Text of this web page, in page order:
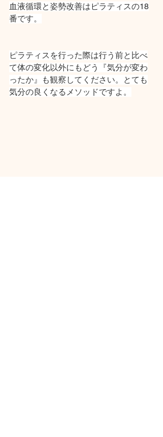
血液循環と姿勢改善はピラティスの18
番です。
ピラティスを行った際は行う前と比べ
て体の変化以外にもどう『気分が変わ
ったか』も観察してください。とても
気分の良くなるメソッドですよ。